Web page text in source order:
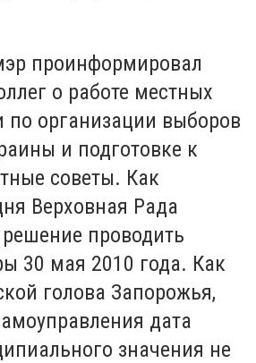
проинформировал
о работе местных
по организации выборов
и подготовке к
советы. Как
Верховная Рада
проводить
30 мая 2010 года. Как
голова Запорожья,
дата
значения не